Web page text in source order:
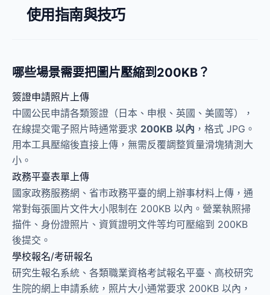
使用指南與技巧
哪些場景需要把圖片壓縮到200KB？
簽證申請照片上傳
中國公民申請各類簽證（日本、申根、英國、美國等），
在線提交電子照片時通常要求 200KB 以內 ，格式 JPG。
用本工具壓縮後直接上傳，無需反覆調整質量滑塊猜測大
小。
政務平臺表單上傳
國家政務服務網、省市政務平臺的網上辦事材料上傳，通
常對每張圖片文件大小限制在 200KB 以內。營業執照掃
描件、身份證照片、資質證明文件等均可壓縮到 200KB
後提交。
學校報名/考研報名
研究生報名系統、各類職業資格考試報名平臺、高校研究
生院的網上申請系統，照片大小通常要求 200KB 以內，